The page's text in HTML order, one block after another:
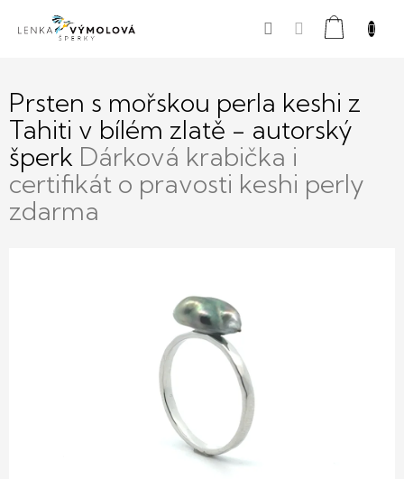
Nákupní
Prsten s mořskou perla keshi z
Tahiti v bílém zlatě - autorský
šperk Dárková krabička i
certifikát o pravosti keshi perly
zdarma